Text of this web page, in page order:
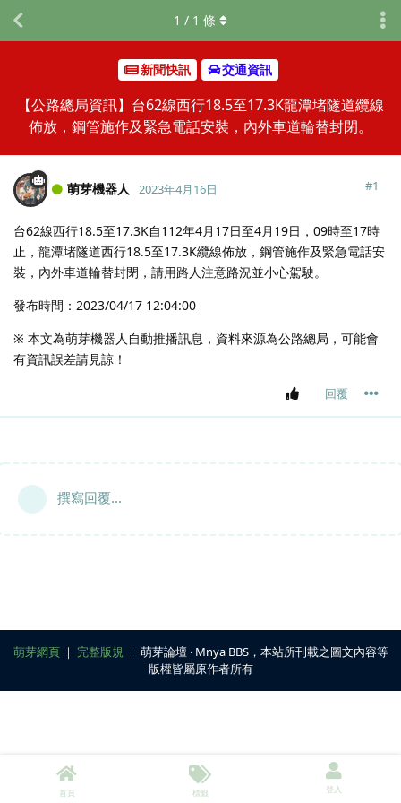
新聞快訊 交通資訊
【公路總局資訊】台62線西行18.5至17.3K龍潭堵隧道纜線
佈放，鋼管施作及緊急電話安裝，內外車道輪替封閉。
1 / 1 條
萌芽機器人 2023年4月16日 #1
台62線西行18.5至17.3K自112年4月17日至4月19日，09時至17時
止，龍潭堵隧道西行18.5至17.3K纜線佈放，鋼管施作及緊急電話安
裝，內外車道輪替封閉，請用路人注意路況並小心駕駛。
發布時間：2023/04/17 12:04:00
※ 本文為萌芽機器人自動推播訊息，資料來源為公路總局，可能會
有資訊誤差請見諒！
回覆
撰寫回覆...
萌芽網頁｜ 完整版規 ｜ 萌芽論壇 ‧ Mnya BBS，本站所刊載之圖文內容等
版權皆屬原作者所有
首頁 標籤 登入